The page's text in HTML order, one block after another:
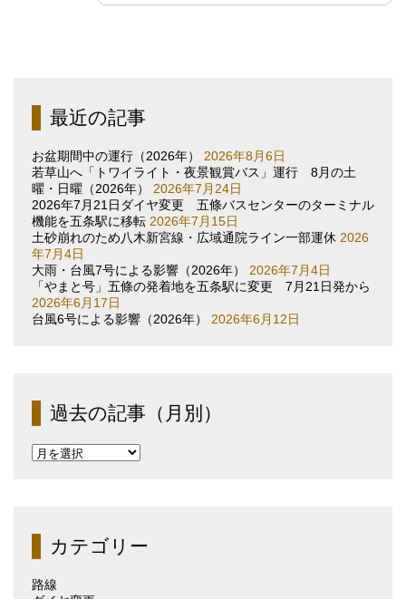
最近の記事
お盆期間中の運行（2026年）
2026年8月6日
若草山へ「トワイライト・夜景観賞バス」運行 8月の土
曜・日曜（2026年）
2026年7月24日
2026年7月21日ダイヤ変更 五條バスセンターのターミナル
機能を五条駅に移転 2026年7月15日
土砂崩れのため八木新宮線・広域通院ライン一部運休 2026
年7月4日
大雨・台風7号による影響（2026年）
2026年7月4日
「やまと号」五條の発着地を五条駅に変更 7月21日発から
2026年6月17日
台風6号による影響（2026年）
2026年6月12日
過去の記事（月別）
過
（月
別）カテゴリー
路線